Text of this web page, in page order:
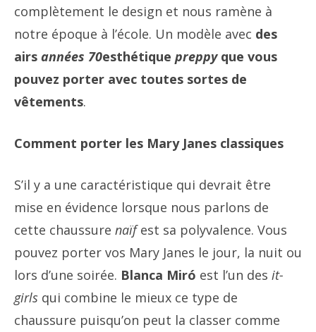
complètement le design et nous ramène à
notre époque à l’école. Un modèle avec des
airs années 70esthétique preppyque vous
pouvez porter avec toutes sortes de
vêtements.
Comment porter les Mary Janes classiques
S’il y a une caractéristique qui devrait être
mise en évidence lorsque nous parlons de
cette chaussure naïfest sa polyvalence. Vous
pouvez porter vos Mary Janes le jour, la nuit ou
lors d’une soirée. Blanca Miró est l’un des it-
girls qui combine le mieux ce type de
chaussure puisqu’on peut la classer comme